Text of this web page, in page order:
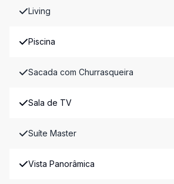
Living
Piscina
Sacada com Churrasqueira
Sala de TV
Suíte Master
Vista Panorâmica